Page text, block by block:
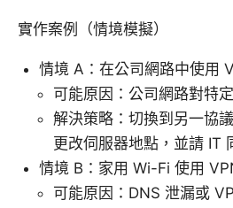
實作案例（情境模擬）
情境 A：在公司網路中使用
可能原因：公司網路對特
解決策略：切換到另一協
更改伺服器地點，並請 IT
情境 B：家用 Wi-Fi 使用
可能原因：DNS 泄漏或